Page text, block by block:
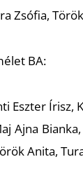
Zsófia,
BA:
Eszter Írisz,
Ajna
Anita,